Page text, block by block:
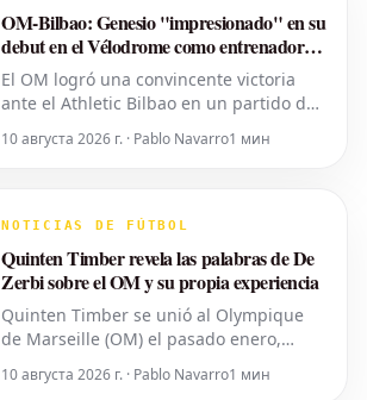
OM-Bilbao: Genesio "impresionado" en su
debut en el Vélodrome como entrenador
del Marsella
El OM logró una convincente victoria
ante el Athletic Bilbao en un partido de
preparación disputado este domingo en
el Vélodrome (3-1). Fue la ocasión para
momento muy especial para el técnico
10 августа 2026 г. · Pablo Navarro1 мин
NOTICIAS DE FÚTBOL
Quinten Timber revela las palabras de De
Zerbi sobre el OM y su propia experiencia
Quinten Timber se unió al Olympique
de Marseille (OM) el pasado enero,
procedente del Feyenoord, impulsado
por Roberto De Zerbi, quien dejó su
10 августа 2026 г. · Pablo Navarro1 мин